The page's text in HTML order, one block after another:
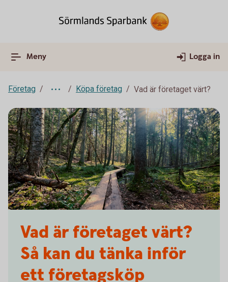
Meny Logga in
Företag Köpa företag Vad är företaget värt?
Vad är företaget värt?
Så kan du tänka inför
ett företagsköp